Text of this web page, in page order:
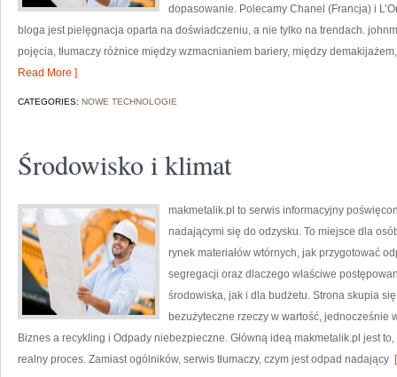
dopasowanie. Polecamy Chanel (Francja) i
bloga jest pielęgnacja oparta na doświadczeniu, a nie tylko na trendach.
pojęcia, tłumaczy różnice między wzmacnianiem bariery, między
Read More ]
CATEGORIES: NOWE TECHNOLOGIE
Środowisko i klimat
makmetalik.pl to serwis informacyjny
nadającymi się do odzysku. To miejsce dla
rynek materiałów wtórnych, jak przygotować
segregacji oraz dlaczego właściwe
środowiska, jak i dla budżetu. Strona skupia
bezużyteczne rzeczy w wartość,
Biznes a recykling i Odpady niebezpieczne. Główną ideą makmetalik.pl jest
realny proces. Zamiast ogólników, serwis tłumaczy, czym jest odpad nadający